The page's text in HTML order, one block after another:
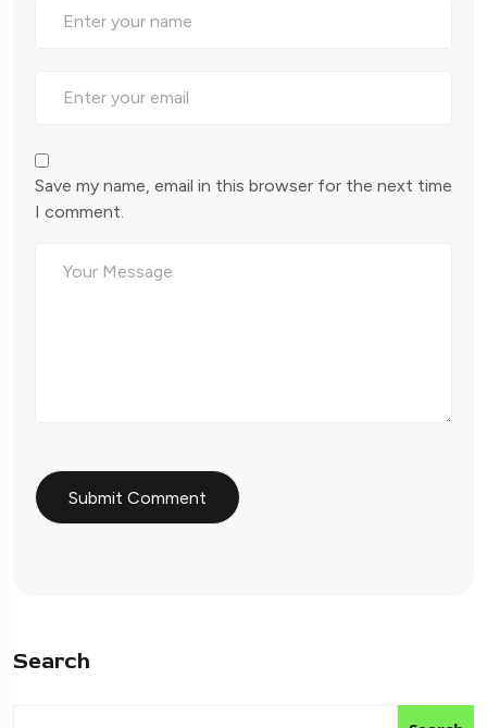
Save my name, email in this browser for the next time
I comment.
Search